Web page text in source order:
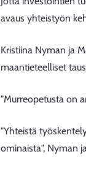
avaus yhteistyön
Kristiina Nyman ja
maantieteelliset
"Murreopetusta on
"Yhteistä
ominaista", Nyman